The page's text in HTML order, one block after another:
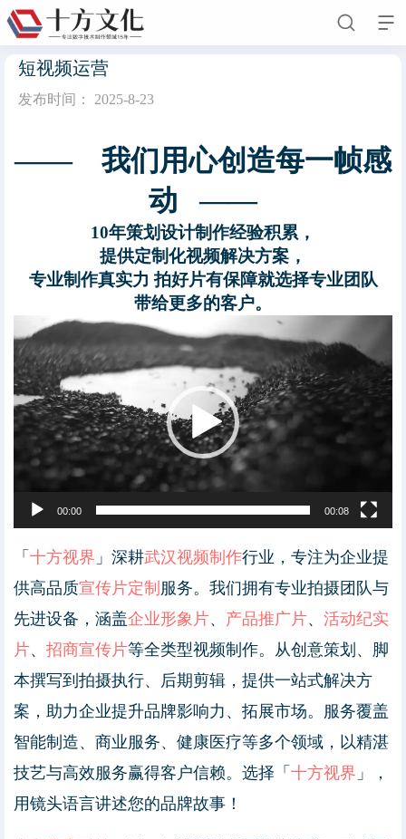


关于我们
企业文化
客户案例
业务领域
联系我们
短视频运营
发布时间： 2025-8-23
—— 我们用心创造每一帧感
动 ——
10年策划设计制作经验积累，
提供定制化视频解决方案，
专业制作真实力 拍好片有保障就选择专业团队
带给更多的客户。
频
播
放
器
00:00 00:08
「 十方视界 」深耕武汉视频制作行业，专注为企业提
供高品质宣传片定制 服务。我们拥有专业拍摄团队与
先进设备，涵盖企业形象片、 产品推广片、 活动纪实
片、 招商宣传片等全类型视频制作。从创意策划、脚
本撰写到拍摄执行、后期剪辑，提供一站式解决方
案，助力企业提升品牌影响力、拓展市场。服务覆盖
智能制造、商业服务、健康医疗等多个领域，以精湛
技艺与高效服务赢得客户信赖。选择「 十方视界 」，
用镜头语言讲述您的品牌故事！